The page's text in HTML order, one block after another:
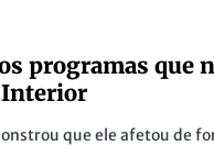
programas que
Interior
que ele afetou de